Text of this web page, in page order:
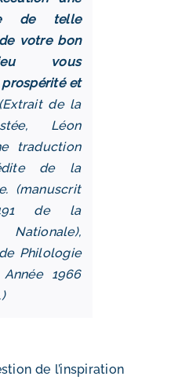
de telle
votre bon
vous
prospérité et
(Extrait de la
Léon
traduction
de la
(manuscrit
de la
Nationale),
Philologie
1966
de l’inspiration